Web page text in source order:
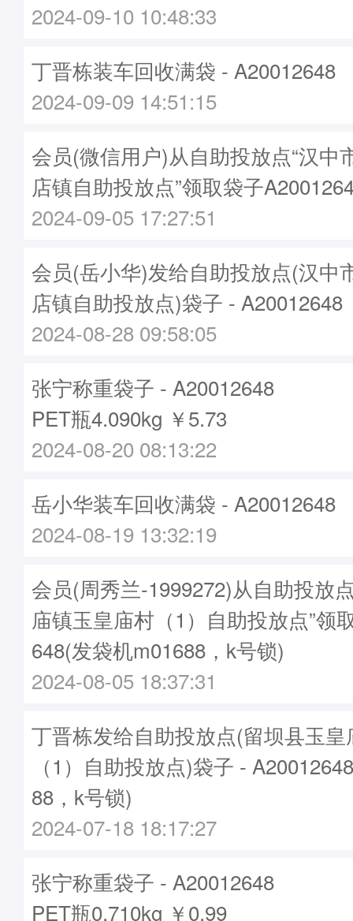
2024-09-10 10:48:33
丁晋栋装车回收满袋 - A20012648
2024-09-09 14:51:15
会员(微信用户)从自助投放点“汉中
店镇自助投放点”领取袋子
2024-09-05 17:27:51
会员(岳小华)发给自助投放点(汉中
店镇自助投放点)袋子 - A20012648
2024-08-28 09:58:05
张宁称重袋子 - A20012648
PET瓶4.090kg ￥5.73
2024-08-20 08:13:22
岳小华装车回收满袋 - A20012648
2024-08-19 13:32:19
会员(周秀兰-1999272)从自助投放
庙镇玉皇庙村（1）自助投放点”领
648(发袋机m01688，k号锁)
2024-08-05 18:37:31
丁晋栋发给自助投放点(留坝县玉
（1）自助投放点)袋子 -
88，k号锁)
2024-07-18 18:17:27
张宁称重袋子 - A20012648
PET瓶0.710kg ￥0.99